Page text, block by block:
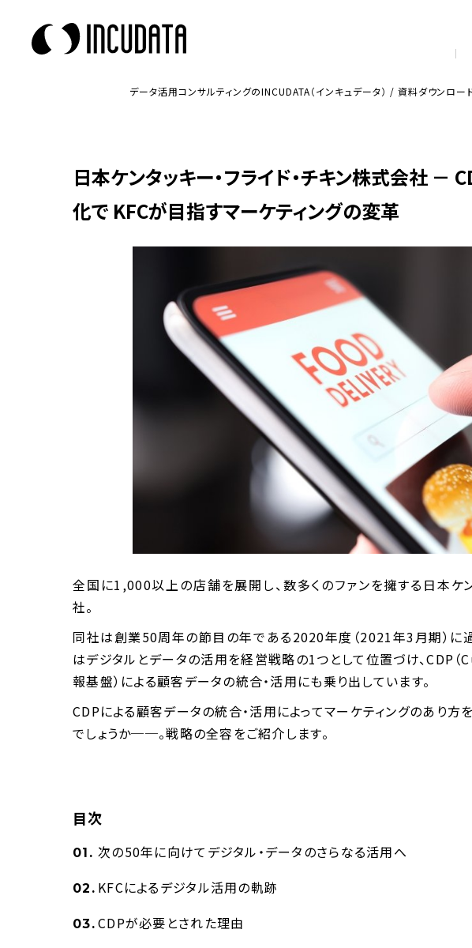
データ活用コンサルティングのINCUDATA（インキュデータ） / 資料ダウンロー
日本ケンタッキー・フライド・チキン株式会社 －
化で KFCが目指すマーケティングの変革
全国に1,000以上の店舗を展開し、数多くのファンを擁する日本ケ
社。
同社は創業50周年の節目の年である2020年度（2021年3月期）に
はデジタルとデータの活用を経営戦略の1つとして位置づけ、
報基盤）による顧客データの統合・活用にも乗り出しています。
CDPによる顧客データの統合・活用によってマーケティングのあり方
でしょうか──。戦略の全容をご紹介します。
目次
次の50年に向けてデジタル・データのさらなる活用へ
KFCによるデジタル活用の軌跡
CDPが必要とされた理由